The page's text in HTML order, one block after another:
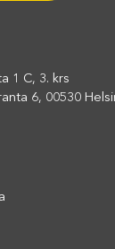
1 C, 3. krs
6, 00530